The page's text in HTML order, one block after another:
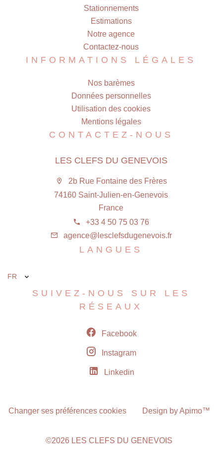
Stationnements
Estimations
Notre agence
Contactez-nous
INFORMATIONS LÉGALES
Nos barèmes
Données personnelles
Utilisation des cookies
Mentions légales
CONTACTEZ-NOUS
LES CLEFS DU GENEVOIS
2b Rue Fontaine des Frères
74160 Saint-Julien-en-Genevois
France
+33 4 50 75 03 76
agence@lesclefsdugenevois.fr
LANGUES
FR
SUIVEZ-NOUS SUR LES
RÉSEAUX
Facebook
Instagram
Linkedin
Changer ses préférences cookies Design byApimo™
©2026 LES CLEFS DU GENEVOIS